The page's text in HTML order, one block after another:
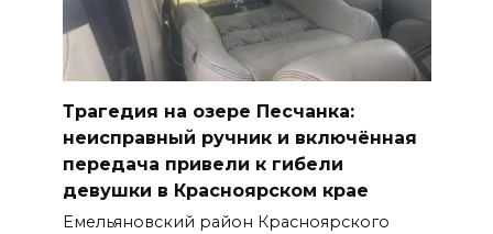
Трагедия на озере Песчанка:
неисправный ручник и включённая
передача привели к гибели
девушки в Красноярском крае
Емельяновский район Красноярского